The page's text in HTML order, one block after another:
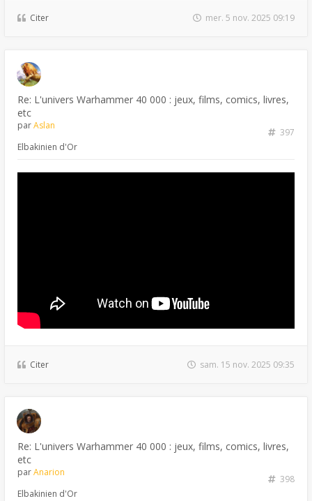
Citer mer. 5 nov. 2025 09:19
Re: L'univers Warhammer 40 000 : jeux, films, comics, livres,
etc
397
parAslan
Elbakinien d'Or
Citer sam. 15 nov. 2025 09:35
Re: L'univers Warhammer 40 000 : jeux, films, comics, livres,
etc
398
parAnarion
Elbakinien d'Or